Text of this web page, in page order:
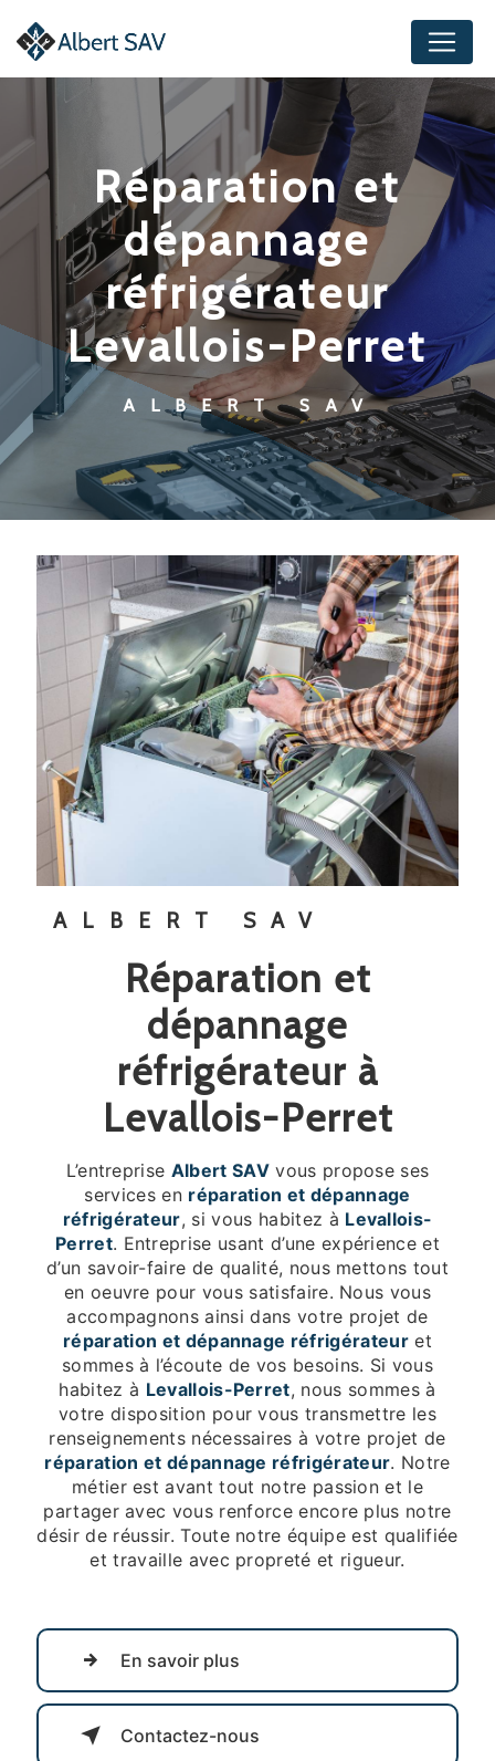
réparation et
dépannage
réfrigérateur
Levallois-Perret
ALBERT SAV
ALBERT SAV
réparation et
dépannage
réfrigérateur à
Levallois-Perret
L’entreprise Albert SAVvous propose ses
services en réparation et dépannage
réfrigérateur, si vous habitez à Levallois-
Perret. Entreprise usant d’une expérience et
d’un savoir-faire de qualité, nous mettons tout
en oeuvre pour vous satisfaire. Nous vous
accompagnons ainsi dans votre projet de
réparation et dépannage réfrigérateuret
sommes à l’écoute de vos besoins. Si vous
habitez à Levallois-Perret, nous sommes à
votre disposition pour vous transmettre les
renseignements nécessaires à votre projet de
réparation et dépannage réfrigérateur. Notre
métier est avant tout notre passion et le
partager avec vous renforce encore plus notre
désir de réussir. Toute notre équipe est qualifiée
et travaille avec propreté et rigueur.
En savoir plus
Contactez-nous